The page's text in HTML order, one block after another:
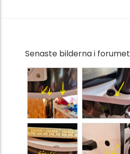
Senaste bilderna i forumet